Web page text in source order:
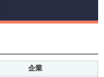
企業